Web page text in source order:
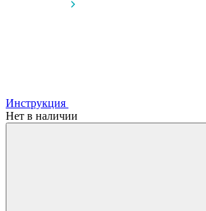
Инструкция
Нет в наличии